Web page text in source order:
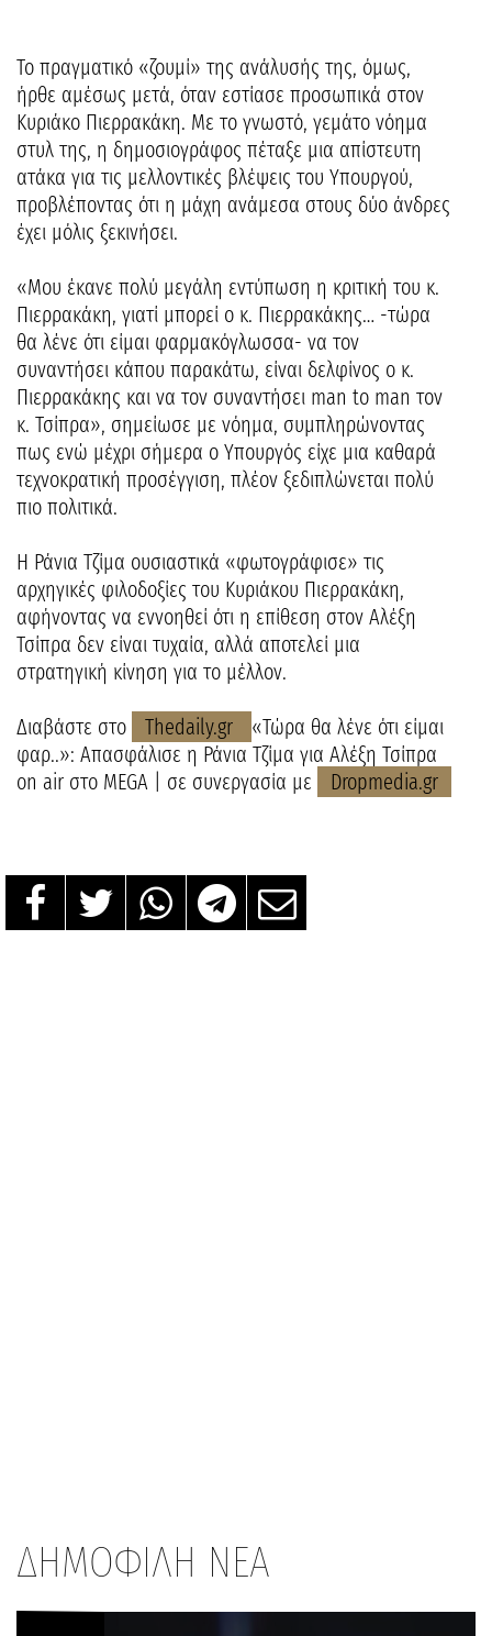
Το πραγματικό «ζουμί» της ανάλυσής της, όμως,
ήρθε αμέσως μετά, όταν εστίασε προσωπικά στον
Κυριάκο Πιερρακάκη. Με το γνωστό, γεμάτο νόημα
στυλ της, η δημοσιογράφος πέταξε μια απίστευτη
ατάκα για τις μελλοντικές βλέψεις του Υπουργού,
προβλέποντας ότι η μάχη ανάμεσα στους δύο άνδρες
έχει μόλις ξεκινήσει.
«Μου έκανε πολύ μεγάλη εντύπωση η κριτική του κ.
Πιερρακάκη, γιατί μπορεί ο κ. Πιερρακάκης… -τώρα
θα λένε ότι είμαι φαρμακόγλωσσα- να τον
συναντήσει κάπου παρακάτω, είναι δελφίνος ο κ.
Πιερρακάκης και να τον συναντήσει man to man τον
κ. Τσίπρα», σημείωσε με νόημα, συμπληρώνοντας
πως ενώ μέχρι σήμερα ο Υπουργός είχε μια καθαρά
τεχνοκρατική προσέγγιση, πλέον ξεδιπλώνεται πολύ
πιο πολιτικά.
Η Ράνια Τζίμα ουσιαστικά «φωτογράφισε» τις
αρχηγικές φιλοδοξίες του Κυριάκου Πιερρακάκη,
αφήνοντας να εννοηθεί ότι η επίθεση στον Αλέξη
Τσίπρα δεν είναι τυχαία, αλλά αποτελεί μια
στρατηγική κίνηση για το μέλλον.
Διαβάστε στο Thedaily.gr
«Τώρα θα λένε ότι είμαι
φαρ..»: Απασφάλισε η Ράνια Τζίμα για Αλέξη Τσίπρα
on air στο MEGA | σε συνεργασία με
Dropmedia.gr
ΔΗΜΟΦΙΛΗ ΝΕΑ